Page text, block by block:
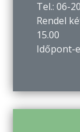
Tel.: 06-
Rendel
15.00
Időpont-